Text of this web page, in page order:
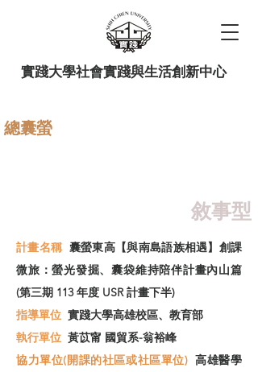
實踐大學社會實踐與生活創新中心
總囊螢
敘事型
計畫名稱 囊螢東高【與南島語族相遇】創課
微旅：螢光發掘、囊袋維持陪伴計畫內山篇
(第三期 113 年度 USR 計畫下半)
指導單位 實踐大學高雄校區、教育部
​執行單位 黃苡甯 國貿系-翁裕峰
協力單位(開課的社區或社區單位)高雄醫學